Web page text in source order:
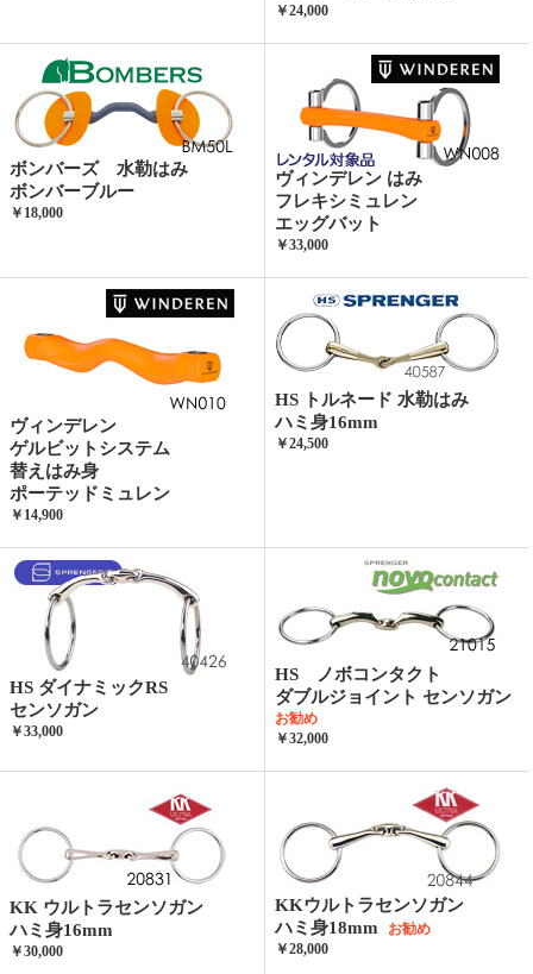
￥24,000
ボンバーズ 水勒はみ
ボンバーブルー
￥18,000
ヴィンデレン はみ
フレキシミュレン
エッグバット
￥33,000
ヴィンデレン
ゲルビットシステム
替えはみ身
ポーテッドミュレン
￥14,900
HS トルネード 水勒はみ
ハミ身16mm
￥24,500
HS ダイナミックRS
センソガン
￥33,000
HS ノボコンタクト
ダブルジョイント センソガン
お勧め
￥32,000
KK ウルトラセンソガン
ハミ身16mm
￥30,000
KKウルトラセンソガン
ハミ身18mm
お勧め
￥28,000